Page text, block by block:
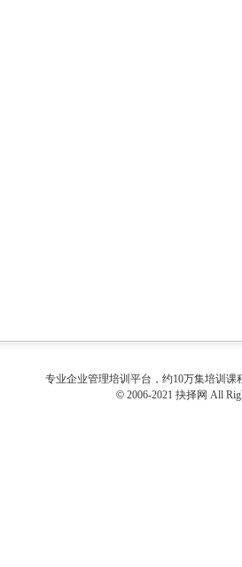
专业企业管理培训 平台，约10万集培训课
© 2006-2021 抉择网 All